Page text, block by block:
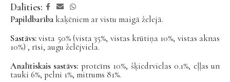
Dalīties:
Papildbarība kaķēniem ar vistu maigā želejā.
Sastāvs:vista 50% (vista 35%, vistas krūtiņa 10%, vistas aknas
10%) , rīsi, augu želējviela.
Analītiskais sastāvs: proteīns 10%, šķiedrvielas 0.1%, eļļas un
tauki 6%, pelni 1%, mitrums 81%.